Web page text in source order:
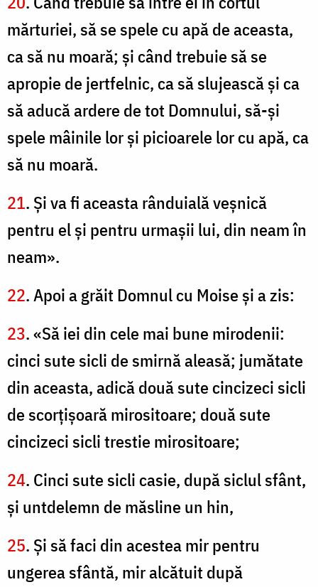
mărturiei, să se spele cu apă de aceasta,
ca să nu moară; şi când trebuie să se
apropie de jertfelnic, ca să slujească şi ca
să aducă ardere de tot Domnului, să-şi
spele mâinile lor şi picioarele lor cu apă, ca
să nu moară.
21. Şi va fi aceasta rânduială veşnică
pentru el şi pentru urmaşii lui, din neam în
neam».
22. Apoi a grăit Domnul cu Moise şi a zis:
23. «Să iei din cele mai bune mirodenii:
cinci sute sicli de smirnă aleasă; jumătate
din aceasta, adică două sute cincizeci sicli
de scorţişoară mirositoare; două sute
cincizeci sicli trestie mirositoare;
24. Cinci sute sicli casie, după siclul sfânt,
şi untdelemn de măsline un hin,
25. Şi să faci din acestea mir pentru
ungerea sfântă, mir alcătuit după